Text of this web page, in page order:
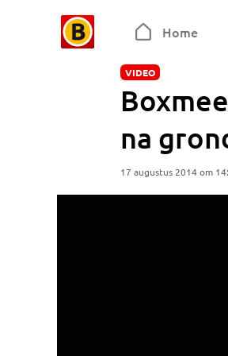
Home
VIDEO
na
17 augustus 2014 om